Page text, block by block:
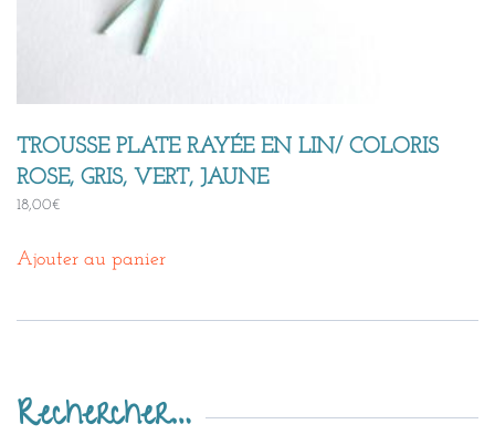
TROUSSE PLATE RAYÉE EN LIN/ COLORIS
ROSE, GRIS, VERT, JAUNE
18,00€
Ajouter au panier
Rechercher…